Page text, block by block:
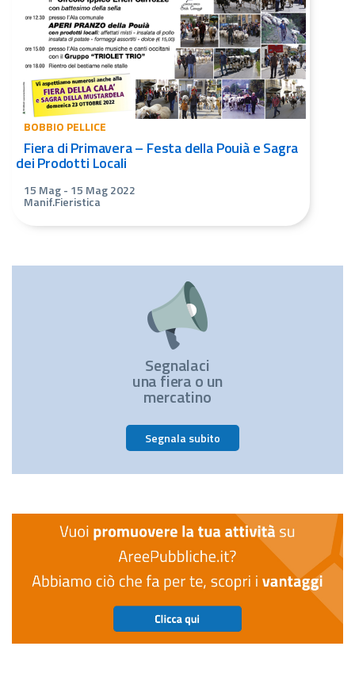
BOBBIO PELLICE
Fiera di Primavera – Festa della Pouià e Sagra
dei Prodotti Locali
15 Mag- 15 Mag 2022
Manif.Fieristica
Segnalaci
una fiera o un
mercatino
Segnala subito